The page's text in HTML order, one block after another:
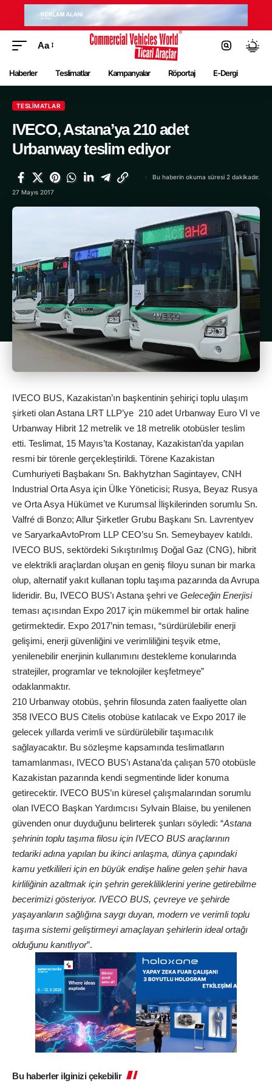
Aa
Haberler Teslimatlar Kampanyalar Röportaj E-Dergi
TESLIMATLAR
IVECO, Astana’ya 210 adet
Urbanway teslim ediyor
27 Mayıs 2017
Bu haberin okuma süresi 2 dakikadır.
IVECO BUS, Kazakistan’ın başkentinin şehiriçi toplu ulaşım
şirketi olan Astana LRT LLP’ye 210 adet Urbanway Euro VI ve
Urbanway Hibrit 12 metrelik ve 18 metrelik otobüsler teslim
etti. Teslimat, 15 Mayıs’ta Kostanay, Kazakistan’da yapılan
resmi bir törenle gerçekleştirildi. Törene Kazakistan
Cumhuriyeti Başbakanı Sn. Bakhytzhan Sagintayev, CNH
Industrial Orta Asya için Ülke Yöneticisi; Rusya, Beyaz Rusya
ve Orta Asya Hükümet ve Kurumsal İlişkilerinden sorumlu Sn.
Valfré di Bonzo; Allur Şirketler Grubu Başkanı Sn. Lavrentyev
ve SaryarkaAvtoProm LLP CEO’su Sn. Semeybayev katıldı.
IVECO BUS, sektördeki Sıkıştırılmış Doğal Gaz (CNG), hibrit
ve elektrikli araçlardan oluşan en geniş filoyu sunan bir marka
olup, alternatif yakıt kullanan toplu taşıma pazarında da Avrupa
lideridir. Bu, IVECO BUS’ı Astana şehri ve Geleceğin Enerjisi
teması açısından Expo 2017 için mükemmel bir ortak haline
getirmektedir. Expo 2017’nin teması, “sürdürülebilir enerji
gelişimi, enerji güvenliğini ve verimliliğini teşvik etme,
yenilenebilir enerjinin kullanımını destekleme konularında
stratejiler, programlar ve teknolojiler keşfetmeye”
odaklanmaktır.
210 Urbanway otobüs, şehrin filosunda zaten faaliyette olan
358 IVECO BUS Citelis otobüse katılacak ve Expo 2017 ile
gelecek yıllarda verimli ve sürdürülebilir taşımacılık
sağlayacaktır. Bu sözleşme kapsamında teslimatların
tamamlanması, IVECO BUS’ı Astana’da çalışan 570 otobüsle
Kazakistan pazarında kendi segmentinde lider konuma
getirecektir. IVECO BUS’ın küresel çalışmalarından sorumlu
olan IVECO Başkan Yardımcısı Sylvain Blaise, bu yenilenen
güvenden onur duyduğunu belirterek şunları söyledi: “Astana
şehrinin toplu taşıma filosu için IVECO BUS araçlarının
tedariki adına yapılan bu ikinci anlaşma, dünya çapındaki
kamu yetkilileri için en büyük endişe haline gelen şehir hava
kirliliğinin azaltmak için şehrin gerekliliklerini yerine getirebilme
becerimizi gösteriyor. IVECO BUS, çevreye ve şehirde
yaşayanların sağlığına saygı duyan, modern ve verimli toplu
taşıma sistemi geliştirmeyi amaçlayan şehirlerin ideal ortağı
olduğunu kanıtlıyor”.
Bu haberler ilginizi çekebilir